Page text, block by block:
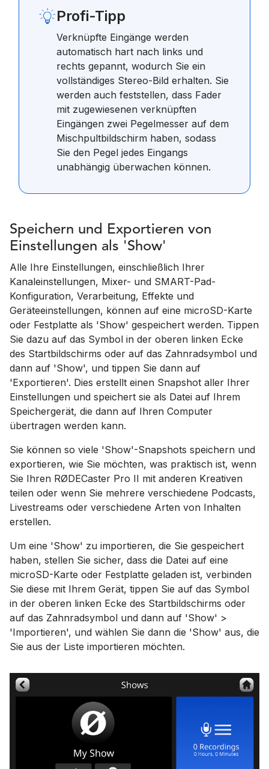
Profi-Tipp
Verknüpfte Eingänge werden
automatisch hart nach links und
rechts gepannt, wodurch Sie ein
vollständiges Stereo-Bild erhalten. Sie
werden auch feststellen, dass Fader
mit zugewiesenen verknüpften
Eingängen zwei Pegelmesser auf dem
Mischpultbildschirm haben, sodass
Sie den Pegel jedes Eingangs
unabhängig überwachen können.
Speichern und Exportieren von
Einstellungen als 'Show'
Alle Ihre Einstellungen, einschließlich Ihrer
Kanaleinstellungen, Mixer- und SMART-Pad-
Konfiguration, Verarbeitung, Effekte und
Geräteeinstellungen, können auf eine microSD-Karte
oder Festplatte als 'Show' gespeichert werden. Tippen
Sie dazu auf das Symbol in der oberen linken Ecke
des Startbildschirms oder auf das Zahnradsymbol und
dann auf 'Show', und tippen Sie dann auf
'Exportieren'. Dies erstellt einen Snapshot aller Ihrer
Einstellungen und speichert sie als Datei auf Ihrem
Speichergerät, die dann auf Ihren Computer
übertragen werden kann.
Sie können so viele 'Show'-Snapshots speichern und
exportieren, wie Sie möchten, was praktisch ist, wenn
Sie Ihren RØDECaster Pro II mit anderen Kreativen
teilen oder wenn Sie mehrere verschiedene Podcasts,
Livestreams oder verschiedene Arten von Inhalten
erstellen.
Um eine 'Show' zu importieren, die Sie gespeichert
haben, stellen Sie sicher, dass die Datei auf eine
microSD-Karte oder Festplatte geladen ist, verbinden
Sie diese mit Ihrem Gerät, tippen Sie auf das Symbol
in der oberen linken Ecke des Startbildschirms oder
auf das Zahnradsymbol und dann auf 'Show' >
'Importieren', und wählen Sie dann die 'Show' aus, die
Sie aus der Liste importieren möchten.